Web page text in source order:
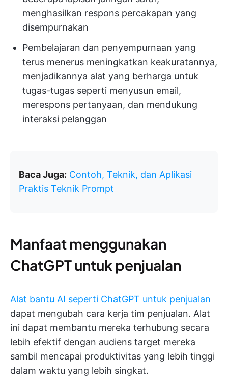
menghasilkan respons percakapan yang
disempurnakan
Pembelajaran dan penyempurnaan yang
terus menerus meningkatkan keakuratannya,
menjadikannya alat yang berharga untuk
tugas-tugas seperti menyusun email,
merespons pertanyaan, dan mendukung
interaksi pelanggan
Baca Juga: Contoh, Teknik, dan Aplikasi
Praktis Teknik Prompt
Manfaat menggunakan
ChatGPT untuk penjualan
Alat bantu AI seperti ChatGPT untuk penjualan
dapat mengubah cara kerja tim penjualan. Alat
ini dapat membantu mereka terhubung secara
lebih efektif dengan audiens target mereka
sambil mencapai produktivitas yang lebih tinggi
dalam waktu yang lebih singkat.